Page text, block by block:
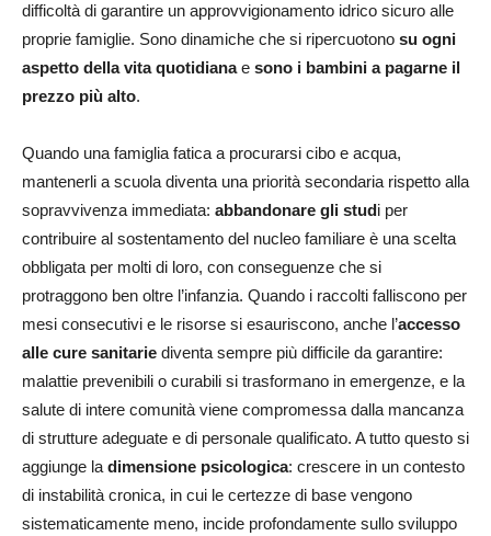
difficoltà di garantire un approvvigionamento idrico sicuro alle
proprie famiglie. Sono dinamiche che si ripercuotono su ogni
aspetto della vita quotidianae sono i bambini a pagarne il
prezzo più alto.
Quando una famiglia fatica a procurarsi cibo e acqua,
mantenerli a scuola diventa una priorità secondaria rispetto alla
sopravvivenza immediata: abbandonare gli studi per
contribuire al sostentamento del nucleo familiare è una scelta
obbligata per molti di loro, con conseguenze che si
protraggono ben oltre l’infanzia. Quando i raccolti falliscono per
mesi consecutivi e le risorse si esauriscono, anche l’accesso
alle cure sanitarie diventa sempre più difficile da garantire:
malattie prevenibili o curabili si trasformano in emergenze, e la
salute di intere comunità viene compromessa dalla mancanza
di strutture adeguate e di personale qualificato. A tutto questo si
aggiunge la dimensione psicologica: crescere in un contesto
di instabilità cronica, in cui le certezze di base vengono
sistematicamente meno, incide profondamente sullo sviluppo